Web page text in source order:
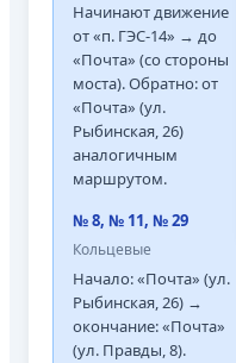
Начинают движение
от «п. ГЭС-14» → до
«Почта» (со стороны
моста). Обратно: от
«Почта» (ул.
Рыбинская, 26)
аналогичным
маршрутом.
№ 8, № 11, № 29
Кольцевые
Начало: «Почта» (ул.
Рыбинская, 26) →
окончание: «Почта»
(ул. Правды, 8).